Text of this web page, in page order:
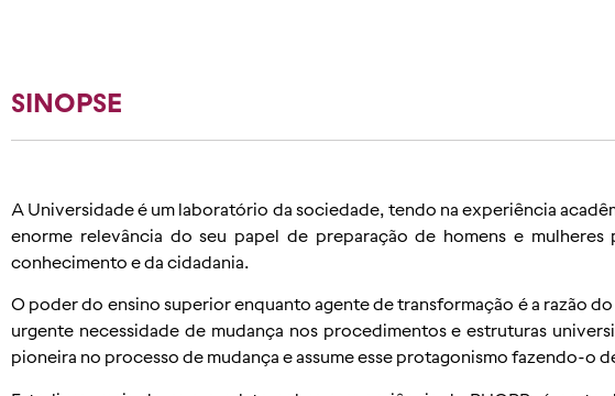
SINOPSE
A Universidade é um laboratório da sociedade, tendo na experiência
enorme relevância do seu papel de preparação de homens e
conhecimento e da cidadania.
O poder do ensino superior enquanto agente de transformação é a razão
urgente necessidade de mudança nos procedimentos e estruturas
pioneira no processo de mudança e assume esse protagonismo fazendo-o